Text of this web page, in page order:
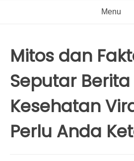
Menu
Mitos dan
Seputar Berita
Kesehatan
Perlu Anda